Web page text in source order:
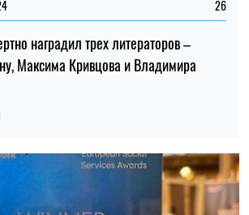
26
наградил трех литераторов –
Максима Кривцова и Владимира